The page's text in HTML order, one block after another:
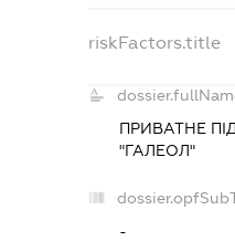
riskFactors.title
ПРИВАТНЕ
"ГАЛЕОЛ"
-